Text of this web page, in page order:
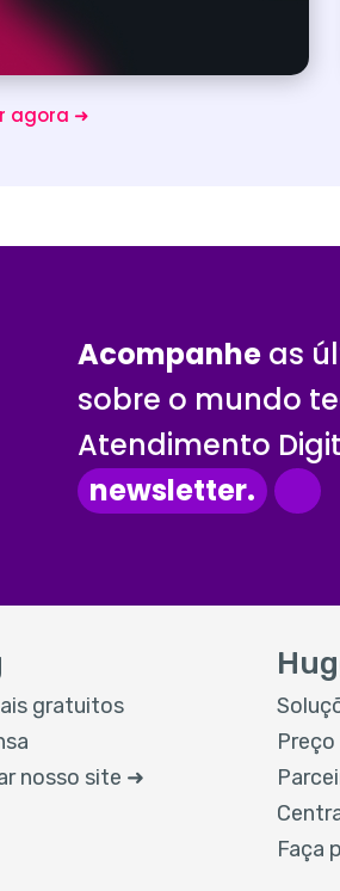
agora ➜
Acompanhe as
sobre o mundo
Atendimento
newsletter.
gratuitos
nosso site ➜
Preço
Faça